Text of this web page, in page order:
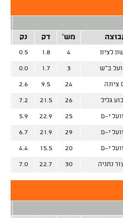
מש' דק נק
לציון 4
1.8
0.5
ב"ש 3
1.7
0.0
ציונה 24
9.5
2.6
גליל 26
21.5
7.2
י-ם 25
22.9
5.9
י-ם 29
21.9
6.7
י-ם 20
15.5
4.4
נתניה 30
22.7
7.0